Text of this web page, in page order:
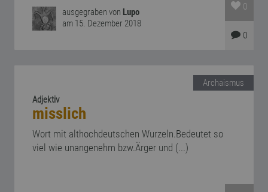
ausgegraben von Lupo
am 15. Dezember 2018
0
0
Archaismus
Adjektiv
misslich
Wort mit althochdeutschen Wurzeln.Bedeutet so
viel wie unangenehm bzw.Ärger und (...)